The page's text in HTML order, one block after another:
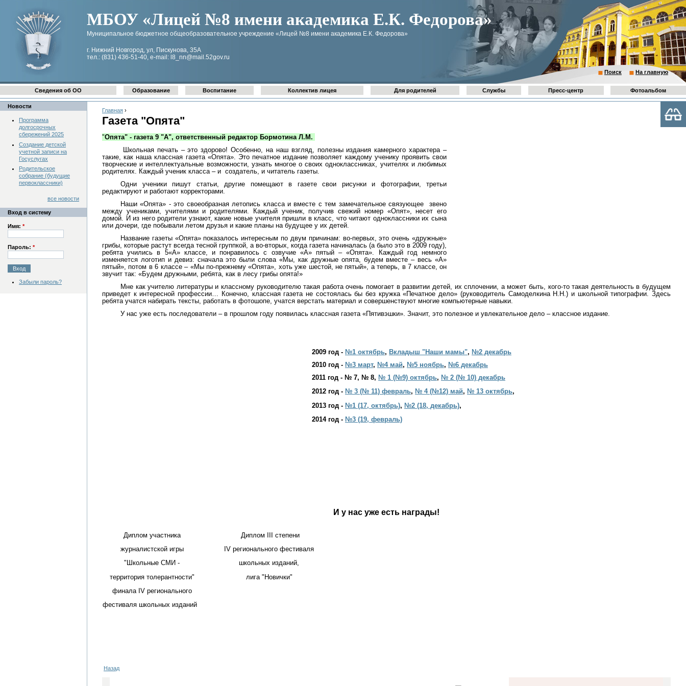
МБОУ «Лицей №8 имени академика Е.К. Федорова»
Муниципальное бюджетное общеобразовательное учреждение «Лицей №8 имени академика Е.К. Федорова»
г. Нижний Новгород, ул, Пискунова, 35А
тел.: (831) 436-51-40, e-mail: l8_nn@mail.52gov.ru
Поиск На главную
Главная ›
Газета "Опята"
"Опята" - газета 9 "А", ответственный редактор Бормотина Л.М.
Школьная печать – это здорово! Особенно, на наш взгляд, полезны издания камерного характера –
такие, как наша классная газета «Опята». Это печатное издание позволяет каждому ученику проявить свои
творческие и интеллектуальные возможности, узнать многое о своих одноклассниках, учителях и любимых
родителях. Каждый ученик класса – и создатель, и читатель газеты.
Одни ученики пишут статьи, другие помещают в газете свои рисунки и фотографии, третьи
редактируют и работают корректорами.
Наши «Опята» - это своеобразная летопись класса и вместе с тем замечательное связующее
звено
между учениками, учителями и родителями. Каждый ученик, получив свежий номер «Опят», несет его
домой. И из него родители узнают, какие новые учителя пришли в класс, что читают одноклассники их сына
или дочери, где побывали летом друзья и какие планы на будущее у их детей.
Название газеты «Опята» показалось интересным по двум причинам: во-первых, это очень «дружные»
грибы, которые растут всегда тесной группкой, а во-вторых, когда газета начиналась (а было это в 2009 году),
ребята учились в 5«А» классе, и понравилось с
озвучие «А» пятый – «Опята». Каждый год немного
изменяется логотип и девиз: сначала это были слова «Мы, как дружные опята, будем вместе – весь «А»
пятый», потом в 6 классе – «Мы по-прежнему «Опята», хоть уже шестой, не пятый», а теперь, в 7 классе, он
звучит так: «Будем дружными, ребята, как в лесу грибы опята!»
Мне как учителю литературы и классному руководителю такая работа очень помогает в развитии детей, их сплочении, а может быть, кого-то такая деятельность в будущем
приведет к интересной профессии… Конечно, классная газета не состоялась бы без кружка «Печатное дело» (руководитель Самоделкина Н.Н.) и школьной типографии. Здесь
ребята учатся набирать тексты, работать в фотошопе, учатся верстать материал и совершенствуют многие компьютерные навыки.
У нас уже есть последователи – в прошлом году появилась классная газета «Пятивэшки». Значит, это полезное и увлекательное дело – классное издание.
2009 год - №1 октябрь, Вкладыш "Наши мамы", №2 декабрь
2010 год - №3 март, №4 май, №5 ноябрь, №6 декабрь
2011 год - № 7, № 8, № 1 (№9) октябрь, № 2 (№ 10) декабрь
2012 год - № 3 (№ 11) февраль, № 4 (№12) май, № 13 октябрь,
2013 год - №1 (17, октябрь), №2 (18, декабрь),
2014 год - №3 (19, февраль)
И у нас уже есть награды!
Диплом участника
журналистской игры
"Школьные СМИ -
территория толерантности"
финала IV регионального
фестиваля школьных изданий
Диплом III степени
IV регионального фестиваля
школьных изданий,
лига "Новички"
Назад
Сведения об ОО Образование Воспитание Коллектив лицея Для родителей Службы Пресс-центр Фотоальбом
Новости
Программа
долгосрочных
сбережений 2025
Создание детской
учетной записи на
Госуслугах
Родительское
собрание (будущие
первоклассники)
все новости
Вход в систему
Имя: *
Пароль: *
Забыли пароль?